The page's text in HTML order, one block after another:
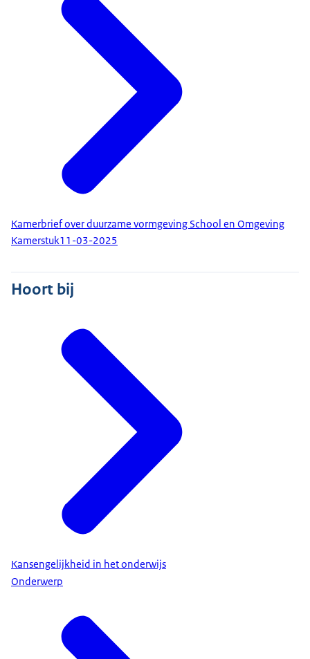
Kamerbrief over duurzame vormgeving School en Omgeving
Kamerstuk11-03-2025
Hoort bij
Kansengelijkheid in het onderwijs
Onderwerp